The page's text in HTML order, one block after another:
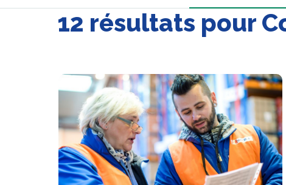
12 résultats pour